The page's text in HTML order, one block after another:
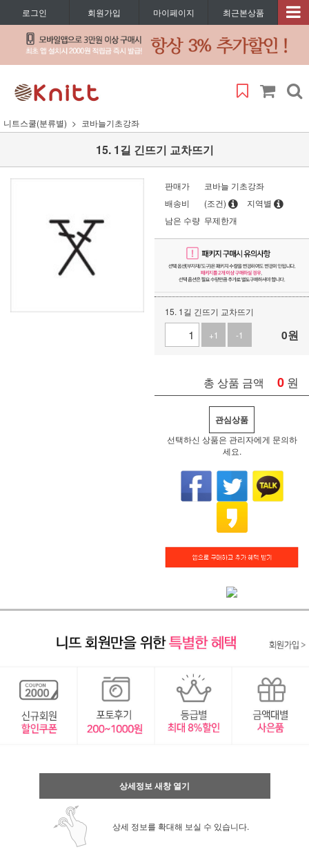
로그인 회원가입 마이페이지 최근본상품
니트스쿨(분류별) 코바늘기초강좌
15. 1길 긴뜨기 교차뜨기
판매가
코바늘 기초강좌
배송비
(조건)
지역별
남은 수량 무제한개
15. 1길 긴뜨기 교차뜨기
+1
-1 0원
총 상품 금액 0 원
관심상품
선택하신 상품은 관리자에게 문의하
세요.
상세정보 새창 열기
상세 정보를 확대해 보실 수 있습니다.